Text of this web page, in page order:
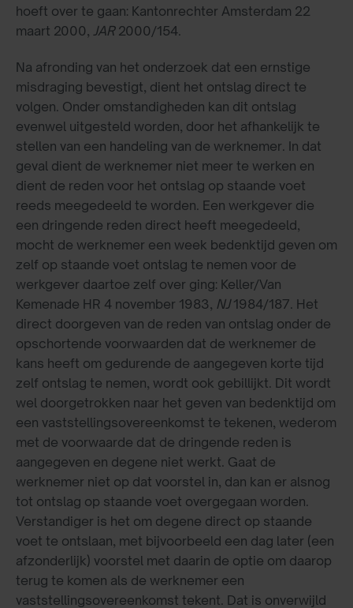
hoeft over te gaan: Kantonrechter Amsterdam 22
maart 2000, JAR2000/154.
Na afronding van het onderzoek dat een ernstige
misdraging bevestigt, dient het ontslag direct te
volgen. Onder omstandigheden kan dit ontslag
evenwel uitgesteld worden, door het afhankelijk te
stellen van een handeling van de werknemer. In dat
geval dient de werknemer niet meer te werken en
dient de reden voor het ontslag op staande voet
reeds meegedeeld te worden. Een werkgever die
een dringende reden direct heeft meegedeeld,
mocht de werknemer een week bedenktijd geven om
zelf op staande voet ontslag te nemen voor de
werkgever daartoe zelf over ging: Keller/Van
Kemenade HR 4 november 1983, NJ1984/187. Het
direct doorgeven van de reden van ontslag onder de
opschortende voorwaarden dat de werknemer de
kans heeft om gedurende de aangegeven korte tijd
zelf ontslag te nemen, wordt ook gebillijkt. Dit wordt
wel doorgetrokken naar het geven van bedenktijd om
een vaststellingsovereenkomst te tekenen, wederom
met de voorwaarde dat de dringende reden is
aangegeven en degene niet werkt. Gaat de
werknemer niet op dat voorstel in, dan kan er alsnog
tot ontslag op staande voet overgegaan worden.
Verstandiger is het om degene direct op staande
voet te ontslaan, met bijvoorbeeld een dag later (een
afzonderlijk) voorstel met daarin de optie om daarop
terug te komen als de werknemer een
vaststellingsovereenkomst tekent. Dat is onverwijld